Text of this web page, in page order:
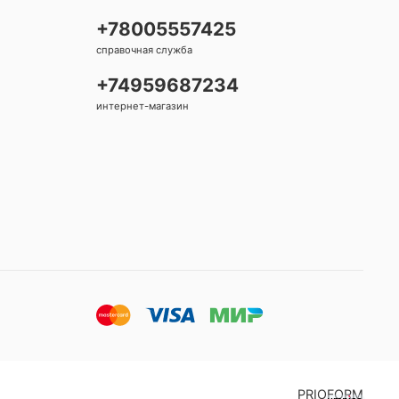
+78005557425
справочная служба
+74959687234
интернет-магазин
PRIOFORM